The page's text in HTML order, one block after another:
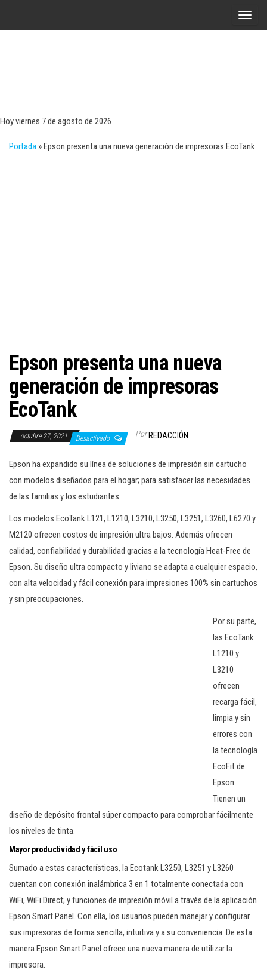
A
l
Hoy viernes 7 de agosto de 2026
Portada »Epson presenta una nueva generación de impresoras EcoTank
Epson presenta una nueva
generación de impresoras
EcoTank
octubre 27, 2021 Desactivado Por REDACCIÓN
Epson ha expandido su línea de soluciones de impresión sin cartucho
con modelos diseñados para el hogar; para satisfacer las necesidades
de las familias y los estudiantes.
Los modelos EcoTank L121, L1210, L3210, L3250, L3251, L3260, L6270 y
M2120 ofrecen costos de impresión ultra bajos. Además ofrecen
calidad, confiabilidad y durabilidad gracias a la tecnología Heat-Free de
Epson. Su diseño ultra compacto y liviano se adapta a cualquier espacio,
con alta velocidad y fácil conexión para impresiones 100% sin cartuchos
y sin preocupaciones.
Por su parte,
las EcoTank
L1210 y
L3210
ofrecen
recarga fácil,
limpia y sin
errores con
la tecnología
EcoFit de
Epson.
Tienen un
diseño de depósito frontal súper compacto para comprobar fácilmente
los niveles de tinta.
Mayor productividad y fácil uso
Sumado a estas características, la Ecotank L3250, L3251 y L3260
cuentan con conexión inalámbrica 3 en 1 totalmente conectada con
WiFi, WiFi Direct; y funciones de impresión móvil a través de la aplicación
Epson Smart Panel. Con ella, los usuarios pueden manejar y configurar
sus impresoras de forma sencilla, intuitiva y a su conveniencia. De esta
manera Epson Smart Panel ofrece una nueva manera de utilizar la
impresora.